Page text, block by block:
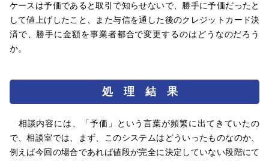
ケースは予価であると取引で知らせないで、勝手に予価だったと
して値上げしたこと、また与信を通した後のクレジットカード決
済で、勝手に金額を事業者都合で変更するのはどうなのだろう
か。
処 理 結 果
相談内容には、「予価」という言葉が頻繁に出てきていたの
で、相談室では、まず、このシステムはどういったものなのか、
例えば今回の場合であれば値段が完全に決定していない段階にて